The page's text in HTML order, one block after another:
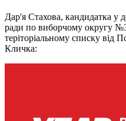
Дар'я Стахова, кандидатка у
ради по виборчому округу
теріторіальному списку від
Кличка: